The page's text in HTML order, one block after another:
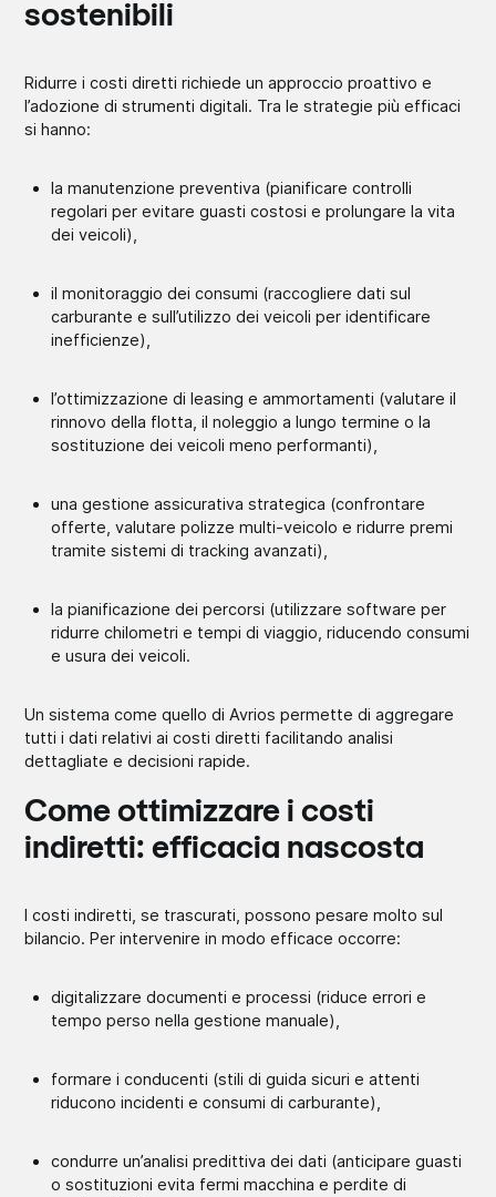
sostenibili
Ridurre i costi diretti richiede un approccio proattivo e
l’adozione di strumenti digitali. Tra le strategie più efficaci
si hanno:
la manutenzione preventiva (pianificare controlli
regolari per evitare guasti costosi e prolungare la vita
dei veicoli),
il monitoraggio dei consumi (raccogliere dati sul
carburante e sull’utilizzo dei veicoli per identificare
inefficienze),
l’ottimizzazione di leasing e ammortamenti (valutare il
rinnovo della flotta, il noleggio a lungo termine o la
sostituzione dei veicoli meno performanti),
una gestione assicurativa strategica (confrontare
offerte, valutare polizze multi-veicolo e ridurre premi
tramite sistemi di tracking avanzati),
la pianificazione dei percorsi (utilizzare software per
ridurre chilometri e tempi di viaggio, riducendo consumi
e usura dei veicoli.
Un sistema come quello di Avrios permette di aggregare
tutti i dati relativi ai costi diretti facilitando analisi
dettagliate e decisioni rapide.
Come ottimizzare i costi
indiretti: efficacia nascosta
I costi indiretti, se trascurati, possono pesare molto sul
bilancio. Per intervenire in modo efficace occorre:
digitalizzare documenti e processi (riduce errori e
tempo perso nella gestione manuale),
formare i conducenti (stili di guida sicuri e attenti
riducono incidenti e consumi di carburante),
condurre un’analisi predittiva dei dati (anticipare guasti
o sostituzioni evita fermi macchina e perdite di